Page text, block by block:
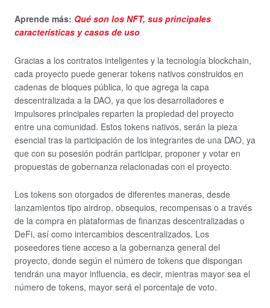
Aprende más: Qué son los NFT, sus principales
características y casos de uso
Gracias a los contratos inteligentes y la tecnología blockchain,
cada proyecto puede generar tokens nativos construidos en
cadenas de bloques pública, lo que agrega la capa
descentralizada a la DAO, ya que los desarrolladores e
impulsores principales reparten la propiedad del proyecto
entre una comunidad. Estos tokens nativos, serán la pieza
esencial tras la participación de los integrantes de una DAO, ya
que con su posesión podrán participar, proponer y votar en
propuestas de gobernanza relacionadas con el proyecto.
Los tokens son otorgados de diferentes maneras, desde
lanzamientos tipo airdrop, obsequios, recompensas o a través
de la compra en plataformas de finanzas descentralizadas o
DeFi, así como intercambios descentralizados. Los
poseedores tiene acceso a la gobernanza general del
proyecto, donde según el número de tokens que dispongan
tendrán una mayor influencia, es decir, mientras mayor sea el
número de tokens, mayor será el porcentaje de voto.